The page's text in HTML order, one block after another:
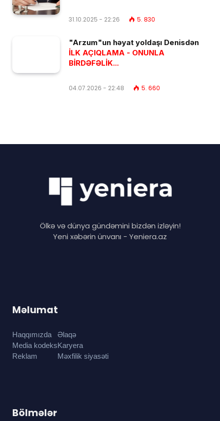
31.10.2025 - 22:26 5. 830
"Arzum"un həyat yoldaşı Denisdən
İLK AÇIQLAMA - ONUNLA
BİRDƏFƏLİK...
04.07.2026 - 22:48 5. 660
Ölkə və dünya gündəmini bizdən izləyin!
Yeni xəbərin ünvanı - Yeniera.az
Məlumat
Haqqımızda
Media kodeks
Reklam
Əlaqə
Karyera
Məxfilik siyasəti
Bölmələr